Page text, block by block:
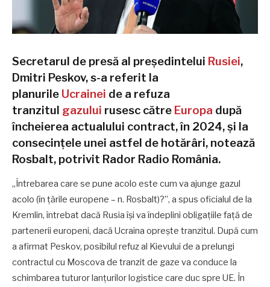
Secretarul de presă al președintelui Rusiei,
Dmitri Peskov, s-a referit la
planurile Ucrainei de a refuza
tranzitul gazului rusesc către Europa după
încheierea actualului contract, în 2024, și la
consecințele unei astfel de hotărâri, notează
Rosbalt, potrivit Rador Radio România.
„Întrebarea care se pune acolo este cum va ajunge gazul
acolo (în țările europene – n. Rosbalt)?”, a spus oficialul de la
Kremlin, întrebat dacă Rusia își va îndeplini obligațiile față de
partenerii europeni, dacă Ucraina oprește tranzitul. După cum
a afirmat Peskov, posibilul refuz al Kievului de a prelungi
contractul cu Moscova de tranzit de gaze va conduce la
schimbarea tuturor lanțurilor logistice care duc spre UE. În